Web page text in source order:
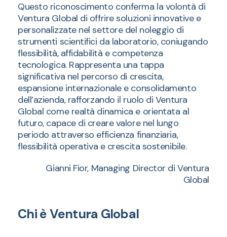
Questo riconoscimento conferma la volontà di
Ventura Global di offrire soluzioni innovative e
personalizzate nel settore del noleggio di
strumenti scientifici da laboratorio, coniugando
flessibilità, affidabilità e competenza
tecnologica. Rappresenta una tappa
significativa nel percorso di crescita,
espansione internazionale e consolidamento
dell’azienda, rafforzando il ruolo di Ventura
Global come realtà dinamica e orientata al
futuro, capace di creare valore nel lungo
periodo attraverso efficienza finanziaria,
flessibilità operativa e crescita sostenibile.
Gianni Fior, Managing Director di Ventura
Global
Chi è Ventura Global